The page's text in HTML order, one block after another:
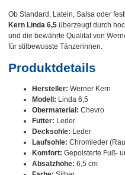
Ob Standard, Latein, Salsa oder
Kern Linda 6,5 überzeugt durch
und die bewährte Qualität von
für stilbewusste Tänzerinnen.
Produktdetails
Hersteller: Werner Kern
Modell: Linda 6,5
Obermaterial: Chevro
Futter: Leder
Decksohle: Leder
Laufsohle: Chromleder
Komfort: Gepolsterte Fuß-
Absatzhöhe: 6,5 cm